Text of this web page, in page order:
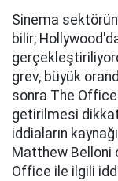
Sinema
bilir;
grev, büyük
sonra The
getirilmesi
iddiaların
Matthew Belloni
Office ile ilgili